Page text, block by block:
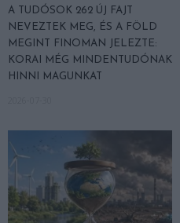
A TUDÓSOK 262 ÚJ FAJT
NEVEZTEK MEG, ÉS A FÖLD
MEGINT FINOMAN JELEZTE:
KORAI MÉG MINDENTUDÓNAK
HINNI MAGUNKAT